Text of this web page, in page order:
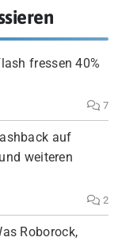
fressen 40%
7
auf
weiteren
2
Roborock,